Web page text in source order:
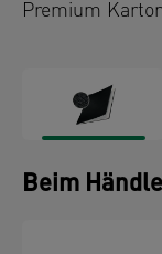
Premium
Beim